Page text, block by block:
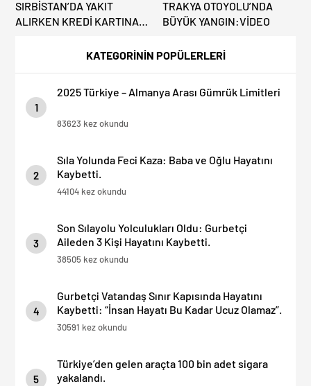
KATEGORİNİN POPÜLERLERİ
1
2025 Türkiye – Almanya Arası Gümrük Limitleri
83623 kez okundu
2
Sıla Yolunda Feci Kaza: Baba ve Oğlu Hayatını
Kaybetti.
44104 kez okundu
3
Son Sılayolu Yolculukları Oldu: Gurbetçi
Aileden 3 Kişi Hayatını Kaybetti.
38505 kez okundu
4
Gurbetçi Vatandaş Sınır Kapısında Hayatını
Kaybetti: “İnsan Hayatı Bu Kadar Ucuz Olamaz”.
30591 kez okundu
5
Türkiye’den gelen araçta 100 bin adet sigara
yakalandı.
SIRBİSTAN’DA YAKIT
ALIRKEN KREDİ KARTINA
TRAKYA OTOYOLU’NDA
BÜYÜK YANGIN:VİDEO